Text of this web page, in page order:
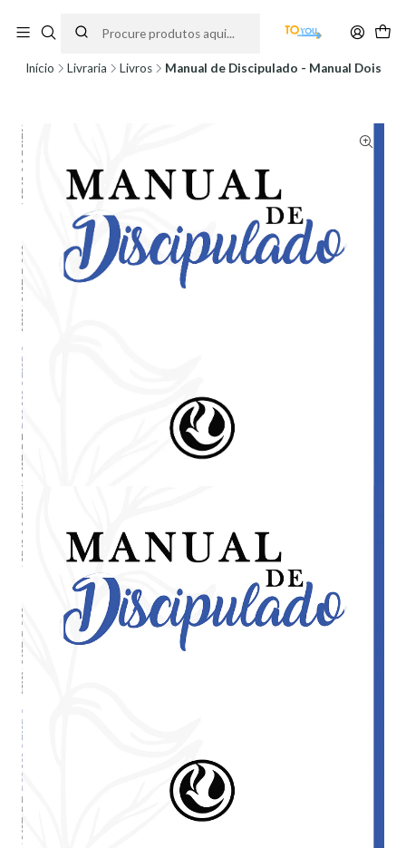
partir do dia 11 de Agosto, às 10H.
Início Livraria Livros Manual de Discipulado - Manual Dois